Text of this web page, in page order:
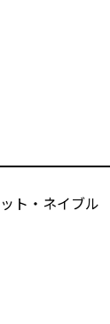
ト・ネイブル